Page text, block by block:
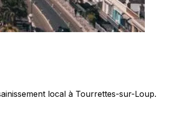
local à Tourrettes-sur-Loup.